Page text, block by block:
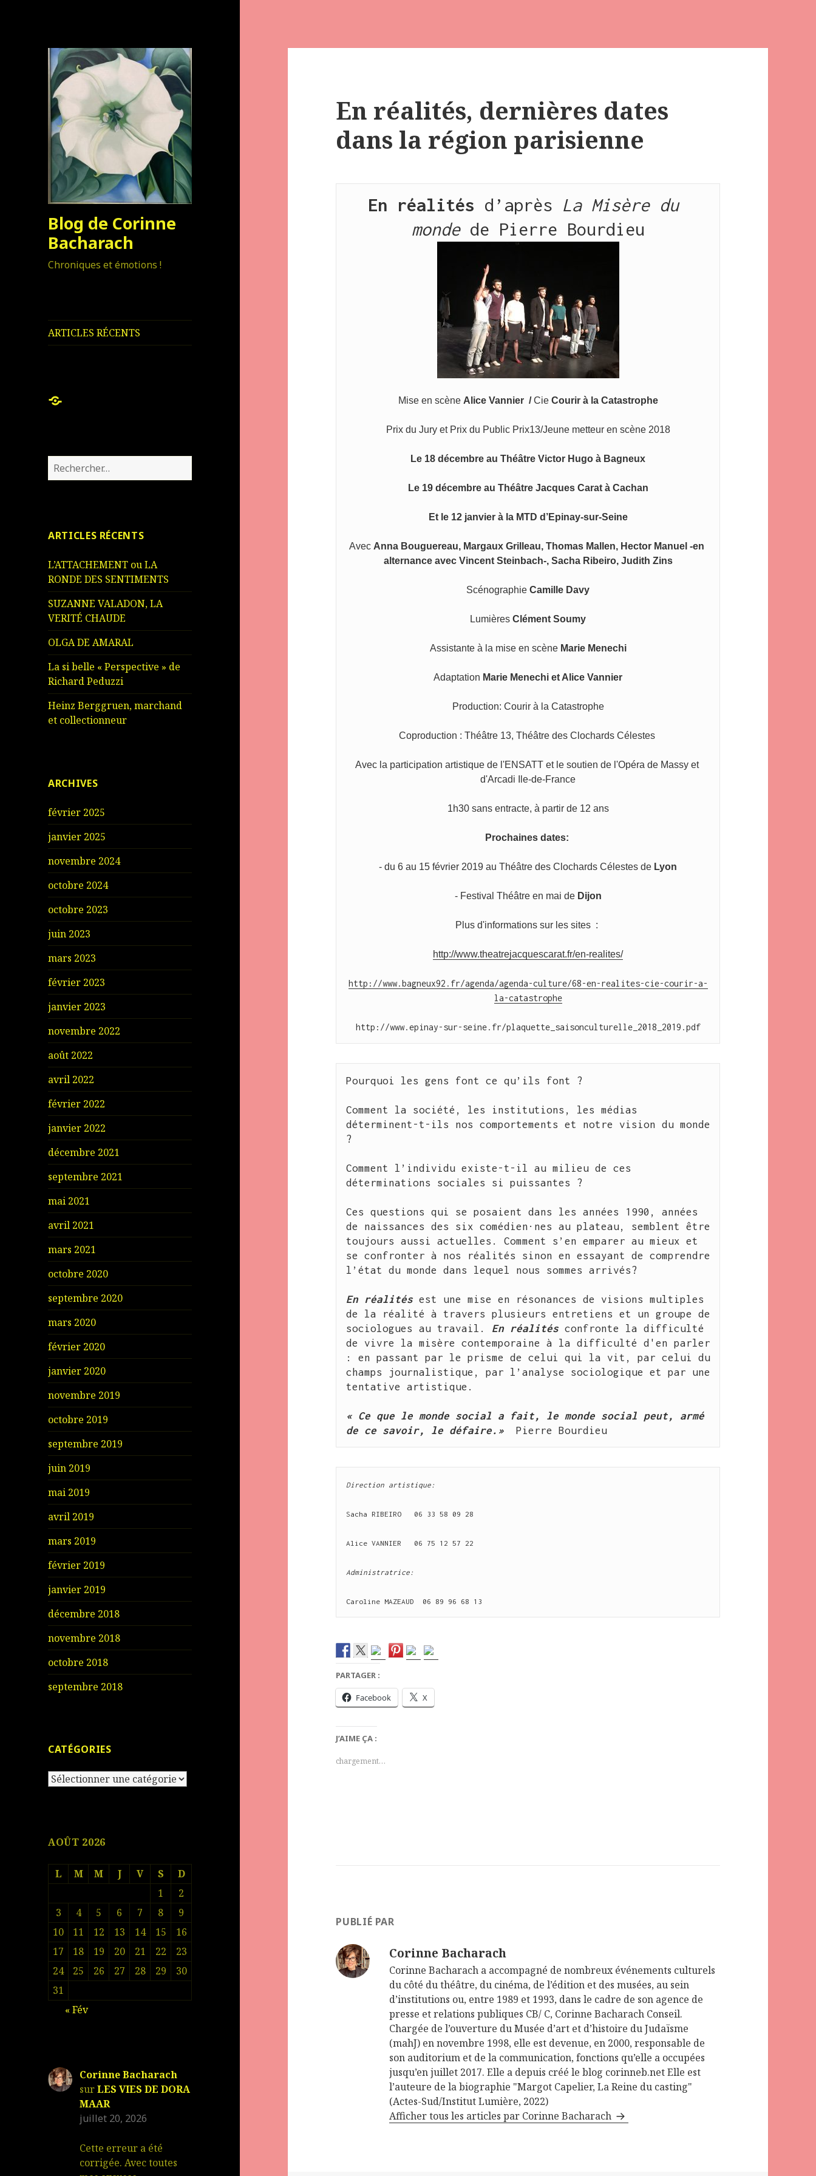
Blog de Corinne
Bacharach
Chroniques et émotions !
ARTICLES RÉCENTS
ARTICLES
Rechercher :
ARTICLES RÉCENTS
L’ATTACHEMENT ou LA
RONDE DES SENTIMENTS
SUZANNE VALADON, LA
VERITÉ CHAUDE
OLGA DE AMARAL
La si belle « Perspective » de
Richard Peduzzi
Heinz Berggruen, marchand
et collectionneur
ARCHIVES
février 2025
janvier 2025
novembre 2024
octobre 2024
octobre 2023
juin 2023
mars 2023
février 2023
janvier 2023
novembre 2022
août 2022
avril 2022
février 2022
janvier 2022
décembre 2021
septembre 2021
mai 2021
avril 2021
mars 2021
octobre 2020
septembre 2020
mars 2020
février 2020
janvier 2020
novembre 2019
octobre 2019
septembre 2019
juin 2019
mai 2019
avril 2019
mars 2019
février 2019
janvier 2019
décembre 2018
novembre 2018
octobre 2018
septembre 2018
CATÉGORIES
Catégories
AOÛT 2026
L M M J V S
D
1
2
3
4 5 6 7 8
9
10
11 12 13 14 15
16
17
18 19 20 21 22
23
24
25 26 27 28 29
30
31
« Fév
Corinne Bacharach
surLES VIES DE DORA
MAAR
juillet 20, 2026
Cette erreur a été
corrigée. Avec toutes
En réalités, dernières dates
dans la région parisienne
En réalités d’après La Misère du
monde de Pierre Bourdieu
Mise en scène Alice Vannier / Cie Courir à la Catastrophe
Prix du Jury et Prix du Public Prix13/Jeune metteur en scène 2018
Le 18 décembre au Théâtre Victor Hugo à Bagneux
Le 19 décembre au Théâtre Jacques Carat à Cachan
Et le 12 janvier à la MTD d’Epinay-sur-Seine
Avec Anna Bouguereau, Margaux Grilleau, Thomas Mallen, Hector Manuel -en
alternance avec Vincent Steinbach-, Sacha Ribeiro, Judith Zins
Scénographie Camille Davy
Lumières Clément Soumy
Assistante à la mise en scène Marie Menechi
Adaptation Marie Menechi et Alice Vannier
Production: Courir à la Catastrophe
Coproduction : Théâtre 13, Théâtre des Clochards Célestes
Avec la participation artistique de l'ENSATT et le soutien de l'Opéra de Massy et
d'Arcadi Ile-de-France
1h30 sans entracte, à partir de 12 ans
Prochaines dates:
- du 6 au 15 février 2019 au Théâtre des Clochards Célestes de Lyon
- Festival Théâtre en mai de Dijon
Plus d'informations sur les sites  :
http://www.theatrejacquescarat.fr/en-realites/
http://www.bagneux92.fr/agenda/agenda-culture/68-en-realites-cie-courir-a-
la-catastrophe
http://www.epinay-sur-seine.fr/plaquette_saisonculturelle_2018_2019.pdf
Pourquoi les gens font ce qu’ils font ?
Comment la société, les institutions, les médias
déterminent-t-ils nos comportements et notre vision du monde
?
Comment l’individu existe-t-il au milieu de ces
déterminations sociales si puissantes ?
Ces questions qui se posaient dans les années 1990, années
de naissances des six comédien·nes au plateau, semblent être
toujours aussi actuelles. Comment s’en emparer au mieux et
se confronter à nos réalités sinon en essayant de comprendre
l’état du monde dans lequel nous sommes arrivés?
En réalités est une mise en résonances de visions multiples
de la réalité à travers plusieurs entretiens et un groupe de
sociologues au travail. En réalités confronte la difficulté
de vivre la misère contemporaine à la difficulté d'en parler
: en passant par le prisme de celui qui la vit, par celui du
champs journalistique, par l’analyse sociologique et par une
tentative artistique.
« Ce que le monde social a fait, le monde social peut, armé
de ce savoir, le défaire.» Pierre Bourdieu
Direction artistique:
Sacha RIBEIRO 06 33 58 09 28
Alice VANNIER 06 75 12 57 22
Administratrice:
Caroline MAZEAUD 06 89 96 68 13
PARTAGER :
Facebook X
J’AIME ÇA :
chargement…
PUBLIÉ PAR
Corinne Bacharach
Corinne Bacharach a accompagné de nombreux événements culturels
du côté du théâtre, du cinéma, de l’édition et des musées, au sein
d’institutions ou, entre 1989 et 1993, dans le cadre de son agence de
presse et relations publiques CB/ C, Corinne Bacharach Conseil.
Chargée de l’ouverture du Musée d’art et d’histoire du Judaïsme
(mahJ) en novembre 1998, elle est devenue, en 2000, responsable de
son auditorium et de la communication, fonctions qu’elle a occupées
jusqu’en juillet 2017. Elle a depuis créé le blog corinneb.net Elle est
l’auteure de la biographie "Margot Capelier, La Reine du casting"
(Actes-Sud/Institut Lumière, 2022)
Afficher tous les articles par Corinne Bacharach